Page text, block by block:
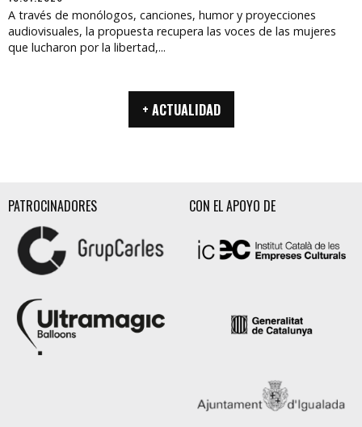
A través de monólogos, canciones, humor y proyecciones
audiovisuales, la propuesta recupera las voces de las mujeres
que lucharon por la libertad,...
+ ACTUALIDAD
PATROCINADORES CON EL APOYO DE